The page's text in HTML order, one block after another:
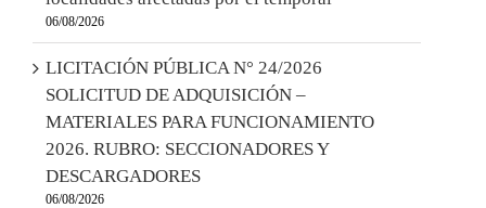
06/08/2026
LICITACIÓN PÚBLICA N° 24/2026
SOLICITUD DE ADQUISICIÓN –
MATERIALES PARA FUNCIONAMIENTO
2026. RUBRO: SECCIONADORES Y
DESCARGADORES
06/08/2026